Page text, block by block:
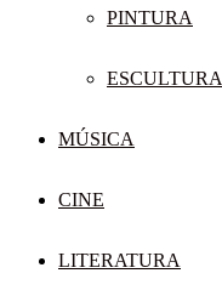
PINTURA
ESCULTURA
MÚSICA
CINE
LITERATURA